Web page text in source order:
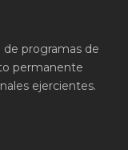
de programas de
permanente
ejercientes.